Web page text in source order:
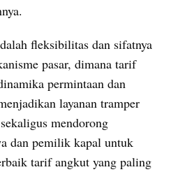
fleksibilitas dan sifatnya
pasar, dimana tarif
permintaan dan
layanan tramper
mendorong
dan pemilik kapal untuk
tarif angkut yang paling